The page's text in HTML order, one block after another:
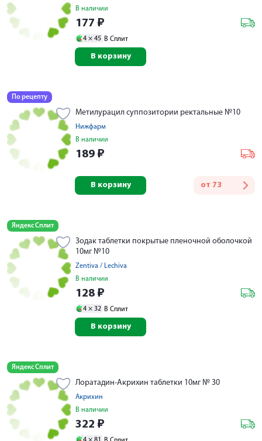
В наличии
177 ₽
4 × 45 В Сплит
В корзину
По рецепту
Метилурацил суппозитории ректальные №10
Нижфарм
В наличии
189 ₽
от 73
В корзину
Яндекс Сплит
Зодак таблетки покрытые пленочной оболочкой
10мг №10
Zentiva / Lechiva
В наличии
128 ₽
4 × 32 В Сплит
В корзину
Яндекс Сплит
Лоратадин-Акрихин таблетки 10мг № 30
Акрихин
В наличии
322 ₽
4 × 81